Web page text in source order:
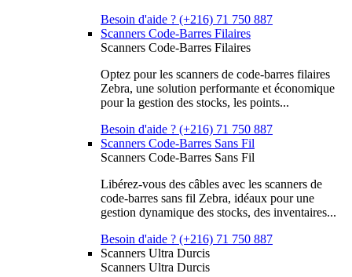
Besoin d'aide ? (+216) 71 750 887
Scanners Code-Barres Filaires
Scanners Code-Barres Filaires
Optez pour les scanners de code-barres filaires
Zebra, une solution performante et économique
pour la gestion des stocks, les points...
Besoin d'aide ? (+216) 71 750 887
Scanners Code-Barres Sans Fil
Scanners Code-Barres Sans Fil
Libérez-vous des câbles avec les scanners de
code-barres sans fil Zebra, idéaux pour une
gestion dynamique des stocks, des inventaires...
Besoin d'aide ? (+216) 71 750 887
Scanners Ultra Durcis
Scanners Ultra Durcis